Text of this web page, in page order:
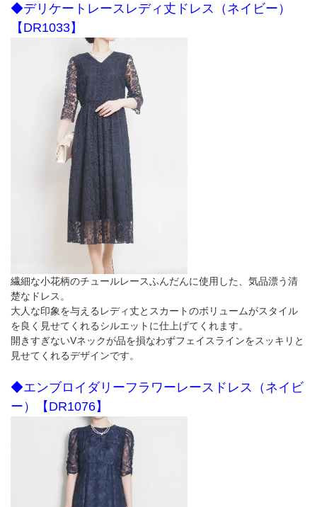
◆デリケートレースレディ丈ドレス（ネイビー）
【DR1033】
繊細な小花柄のチュールレースふんだんに使用した、気品漂う清
楚なドレス。
大人な印象を与えるレディ丈とスカートのボリュームがスタイル
を良く見せてくれるシルエットに仕上げてくれます。
開きすぎないVネックが品を損なわずフェイスラインをスッキリと
見せてくれるデザインです。
◆エンブロイダリーフラワーレースドレス（ネイビ
ー）【DR1076】